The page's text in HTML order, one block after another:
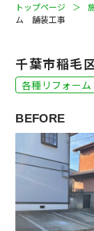
トップページ
ム 舗装工事
千葉市稲毛
各種リフォーム
BEFORE